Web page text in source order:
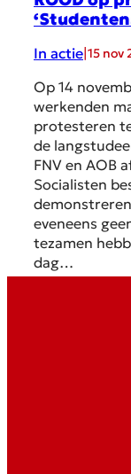
In actie 15 nov
Op 14
werkenden
protesteren
de
FNV en AOB
Socialisten
eveneens
tezamen
dag…